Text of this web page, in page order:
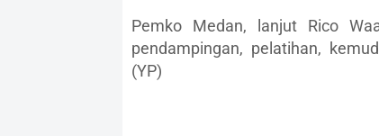
Pemko Medan, lanjut Rico
pendampingan, pelatihan,
(YP)